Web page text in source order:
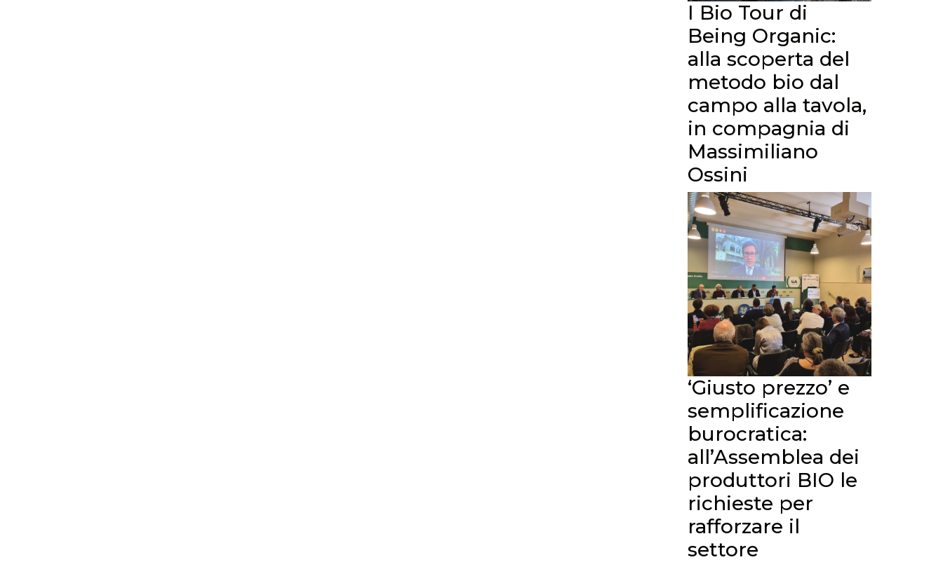
I Bio Tour di
Being Organic:
alla scoperta del
metodo bio dal
campo alla tavola,
in compagnia di
Massimiliano
Ossini
‘Giusto prezzo’ e
semplificazione
burocratica:
all’Assemblea dei
produttori BIO le
richieste per
rafforzare il
settore